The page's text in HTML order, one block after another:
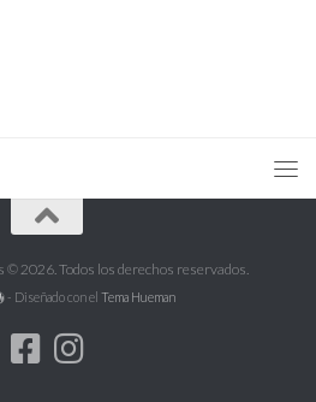
© 2026. Todos los derechos reservados.
- Diseñado con el Tema Hueman